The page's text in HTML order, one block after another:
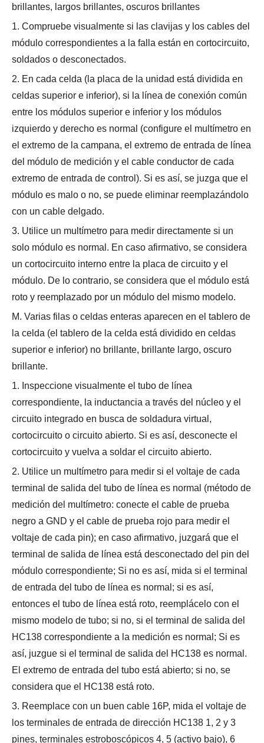
brillantes, largos brillantes, oscuros brillantes
1. Compruebe visualmente si las clavijas y los cables del
módulo correspondientes a la falla están en cortocircuito,
soldados o desconectados.
2. En cada celda (la placa de la unidad está dividida en
celdas superior e inferior), si la línea de conexión común
entre los módulos superior e inferior y los módulos
izquierdo y derecho es normal (configure el multímetro en
el extremo de la campana, el extremo de entrada de línea
del módulo de medición y el cable conductor de cada
extremo de entrada de control). Si es así, se juzga que el
módulo es malo o no, se puede eliminar reemplazándolo
con un cable delgado.
3. Utilice un multímetro para medir directamente si un
solo módulo es normal. En caso afirmativo, se considera
un cortocircuito interno entre la placa de circuito y el
módulo. De lo contrario, se considera que el módulo está
roto y reemplazado por un módulo del mismo modelo.
M. Varias filas o celdas enteras aparecen en el tablero de
la celda (el tablero de la celda está dividido en celdas
superior e inferior) no brillante, brillante largo, oscuro
brillante.
1. Inspeccione visualmente el tubo de línea
correspondiente, la inductancia a través del núcleo y el
circuito integrado en busca de soldadura virtual,
cortocircuito o circuito abierto. Si es así, desconecte el
cortocircuito y vuelva a soldar el circuito abierto.
2. Utilice un multímetro para medir si el voltaje de cada
terminal de salida del tubo de línea es normal (método de
medición del multímetro: conecte el cable de prueba
negro a GND y el cable de prueba rojo para medir el
voltaje de cada pin); en caso afirmativo, juzgará que el
terminal de salida de línea está desconectado del pin del
módulo correspondiente; Si no es así, mida si el terminal
de entrada del tubo de línea es normal; si es así,
entonces el tubo de línea está roto, reemplácelo con el
mismo modelo de tubo; si no, si el terminal de salida del
HC138 correspondiente a la medición es normal; Si es
así, juzgue si el terminal de salida del HC138 es normal.
El extremo de entrada del tubo está abierto; si no, se
considera que el HC138 está roto.
3. Reemplace con un buen cable 16P, mida el voltaje de
los terminales de entrada de dirección HC138 1, 2 y 3
pines, terminales estroboscópicos 4, 5 (activo bajo), 6